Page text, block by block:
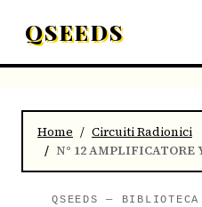
QSEEDS
Home
Circuiti Radionici
N° 12 AMPLIFICATORE
QSEEDS —